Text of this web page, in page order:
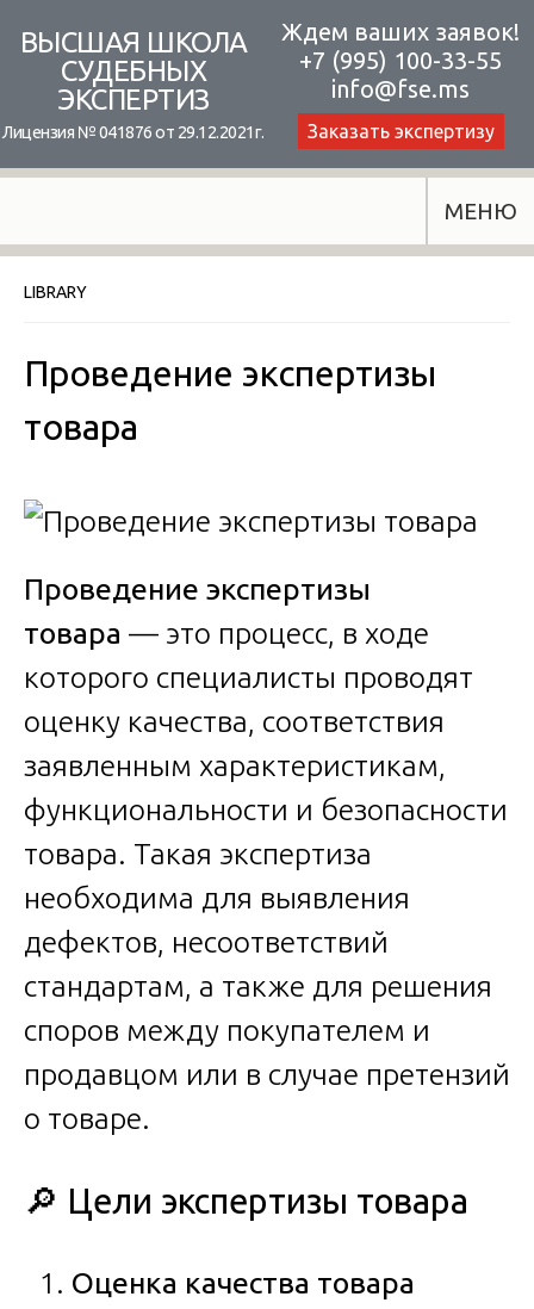
content
ВЫСШАЯ ШКОЛА
СУДЕБНЫХ
ЭКСПЕРТИЗ
Лицензия № 041876 от 29.12.2021г.
Ждем ваших заявок!
+7 (995) 100-33-55
info@fse.ms
Заказать экспертизу
МЕНЮ
LIBRARY
Проведение экспертизы
товара
Проведение экспертизы
товара — это процесс, в ходе
которого специалисты проводят
оценку качества, соответствия
заявленным характеристикам,
функциональности и безопасности
товара. Такая экспертиза
необходима для выявления
дефектов, несоответствий
стандартам, а также для решения
споров между покупателем и
продавцом или в случае претензий
о товаре.
🔎 Цели экспертизы товара
Оценка качества товара